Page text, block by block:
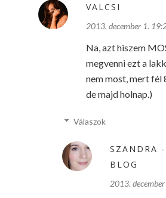
VALCSI
2013. december 1.
Na, azt hiszem
megvenni ezt a
nem most, mert fél
de majd holnap.)
Válaszok
SZANDRA
BLOG
2013.